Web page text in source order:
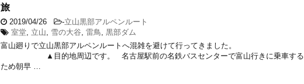
旅
2019/04/26 -立山黒部アルペンルート
室堂, 立山, 雪の大谷, 雷鳥, 黒部ダム
富山廻りで立山黒部アルペンルートへ混雑を避けて行ってきました。
▲目的地周辺です。 名古屋駅前の名鉄バスセンターで富山行きに乗車する
ため朝早 …